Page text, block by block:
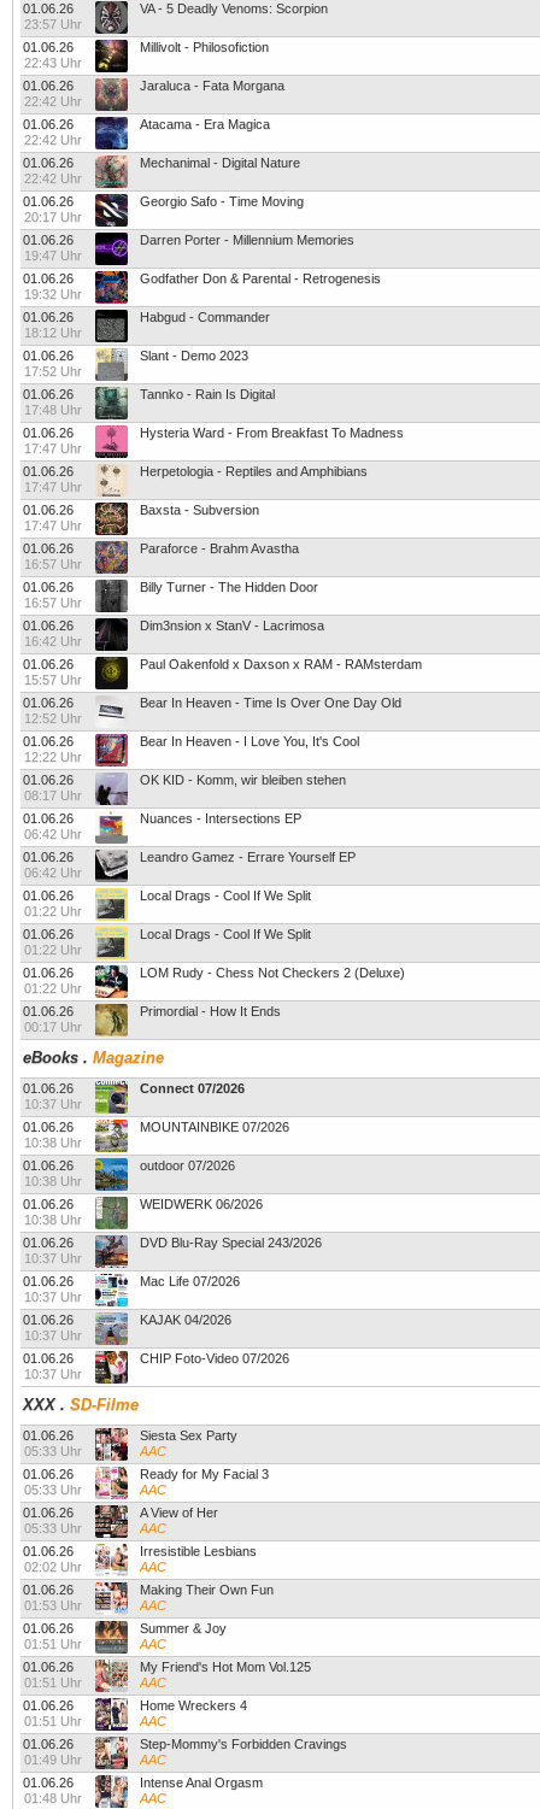
01.06.26
23:57 Uhr
VA - 5 Deadly Venoms: Scorpion
01.06.26
22:43 Uhr
Millivolt - Philosofiction
01.06.26
22:42 Uhr
Jaraluca - Fata Morgana
01.06.26
22:42 Uhr
Atacama - Era Magica
01.06.26
22:42 Uhr
Mechanimal - Digital Nature
01.06.26
20:17 Uhr
Georgio Safo - Time Moving
01.06.26
19:47 Uhr
Darren Porter - Millennium Memories
01.06.26
19:32 Uhr
Godfather Don & Parental - Retrogenesis
01.06.26
18:12 Uhr
Habgud - Commander
01.06.26
17:52 Uhr
Slant - Demo 2023
01.06.26
17:48 Uhr
Tannko - Rain Is Digital
01.06.26
17:47 Uhr
Hysteria Ward - From Breakfast To Madness
01.06.26
17:47 Uhr
Herpetologia - Reptiles and Amphibians
01.06.26
17:47 Uhr
Baxsta - Subversion
01.06.26
16:57 Uhr
Paraforce - Brahm Avastha
01.06.26
16:57 Uhr
Billy Turner - The Hidden Door
01.06.26
16:42 Uhr
Dim3nsion x StanV - Lacrimosa
01.06.26
15:57 Uhr
Paul Oakenfold x Daxson x RAM - RAMsterdam
01.06.26
12:52 Uhr
Bear In Heaven - Time Is Over One Day Old
01.06.26
12:22 Uhr
Bear In Heaven - I Love You, It's Cool
01.06.26
08:17 Uhr
OK KID - Komm, wir bleiben stehen
01.06.26
06:42 Uhr
Nuances - Intersections EP
01.06.26
06:42 Uhr
Leandro Gamez - Errare Yourself EP
01.06.26
01:22 Uhr
Local Drags - Cool If We Split
01.06.26
01:22 Uhr
Local Drags - Cool If We Split
01.06.26
01:22 Uhr
LOM Rudy - Chess Not Checkers 2 (Deluxe)
01.06.26
00:17 Uhr
Primordial - How It Ends
eBooks . Magazine
01.06.26
10:37 Uhr
Connect 07/2026
01.06.26
10:38 Uhr
MOUNTAINBIKE 07/2026
01.06.26
10:38 Uhr
outdoor 07/2026
01.06.26
10:38 Uhr
WEIDWERK 06/2026
01.06.26
10:37 Uhr
DVD Blu-Ray Special 243/2026
01.06.26
10:37 Uhr
Mac Life 07/2026
01.06.26
10:37 Uhr
KAJAK 04/2026
01.06.26
10:37 Uhr
CHIP Foto-Video 07/2026
XXX . SD-Filme
01.06.26
05:33 Uhr
Siesta Sex Party
AAC
01.06.26
05:33 Uhr
Ready for My Facial 3
AAC
01.06.26
05:33 Uhr
A View of Her
AAC
01.06.26
02:02 Uhr
Irresistible Lesbians
AAC
01.06.26
01:53 Uhr
Making Their Own Fun
AAC
01.06.26
01:51 Uhr
Summer & Joy
AAC
01.06.26
01:51 Uhr
My Friend's Hot Mom Vol.125
AAC
01.06.26
01:51 Uhr
Home Wreckers 4
AAC
01.06.26
01:49 Uhr
Step-Mommy's Forbidden Cravings
AAC
01.06.26
01:48 Uhr
Intense Anal Orgasm
AAC